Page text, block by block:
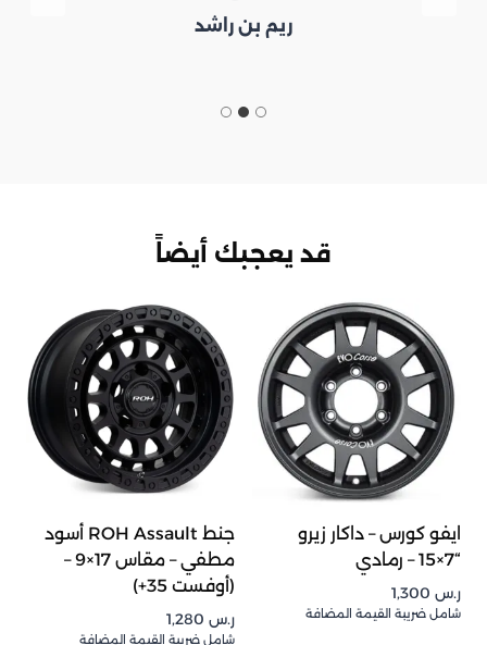
ريم بن راشد
قد يعجبك أيضاً
ايفو كورس – داكار زيرو
“7×15 – رمادي
ر.س
شامل ضريبة القيمة المضافة
جنط ROH Assault أسود
مطفي – مقاس 17×9 –
(أوفست 35+)
ر.س
شامل ضريبة القيمة المضافة